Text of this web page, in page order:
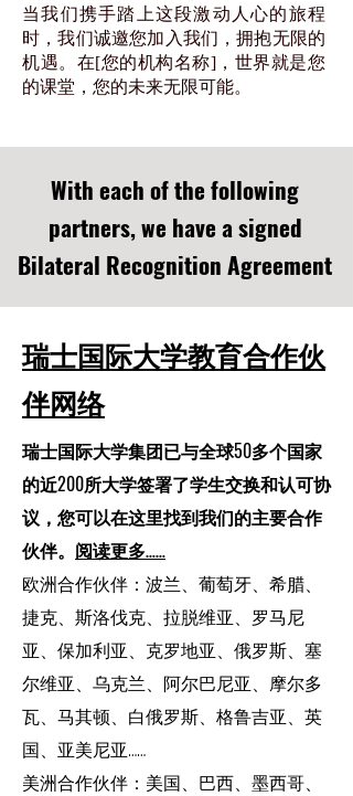
当我们携手踏上这段激动人心的旅程
时，我们诚邀您加入我们，拥抱无限的
机遇。在[您的机构名称]，世界就是您
的课堂，您的未来无限可能。
With each of the following
partners, we have a signed
Bilateral Recognition Agreement
瑞士国际大学教育合作伙
伴网络
瑞士国际大学集团已与全球50多个国家
的近200所大学签署了学生交换和认可协
议，您可以在这里找到我们的主要合作
伙伴。 阅读更多……
欧洲合作伙伴：波兰、葡萄牙、希腊、
捷克、斯洛伐克、拉脱维亚、罗马尼
亚、保加利亚、克罗地亚、俄罗斯、塞
尔维亚、乌克兰、阿尔巴尼亚、摩尔多
瓦、马其顿、白俄罗斯、格鲁吉亚、英
国、亚美尼亚……
美洲合作伙伴：美国、巴西、墨西哥、